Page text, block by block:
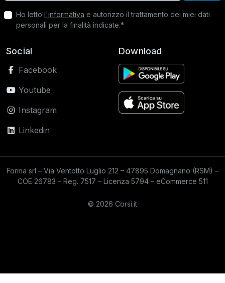
Ho letto l'informativa e autorizzo il trattamento dei miei dati
personali per la finalità indicate.*
Social
Facebook
Youtube
Instagram
Linkedin
Download
Forma srl – Via Ventotto Luglio 212 – 47895 Domagnano (RSM) –
COE 26783 – Reg. 7517 – Licenza 5794 – eCommerce 511
© 2026 Corsi.it